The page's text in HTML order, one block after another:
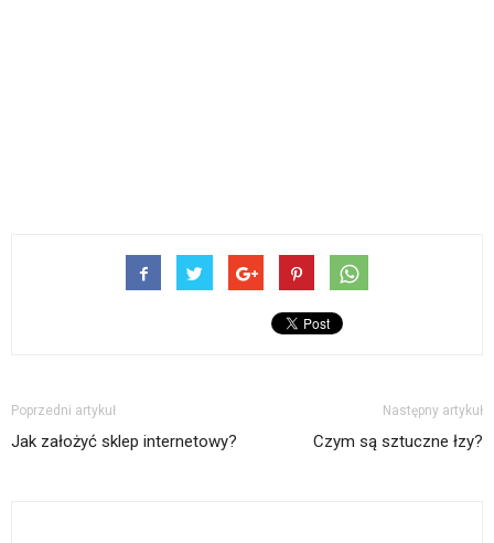
Poprzedni artykuł
Jak założyć sklep internetowy?
Następny artykuł
Czym są sztuczne łzy?